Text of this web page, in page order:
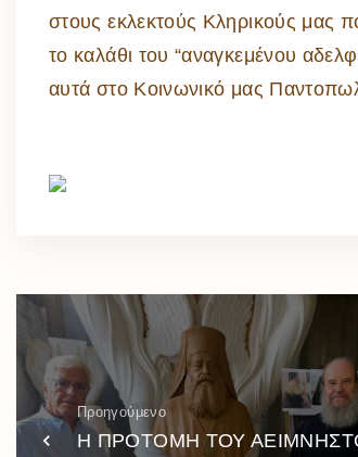
στους εκλεκτούς Κληρικούς μας
το καλάθι του “αναγκεμένου
αυτά στο Κοινωνικό μας
Προηγούμενο
Η ΠΡΟΤΟΜΗ ΤΟΥ